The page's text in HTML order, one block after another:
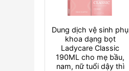
Dung dịch vệ sinh phụ
khoa dạng bọt
Ladycare Classic
190ML cho mẹ bầu,
nam, nữ tuổi dậy thì